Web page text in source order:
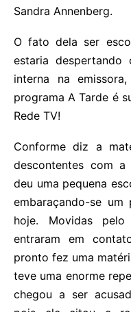
Sandra Annenberg.
O fato dela ser
estaria
interna na
programa A Tarde é
Rede TV!
Conforme diz a
descontentes com a
deu uma pequena
embaraçando-se
hoje. Movidas
entraram em
pronto fez uma
teve uma enorme
chegou a ser